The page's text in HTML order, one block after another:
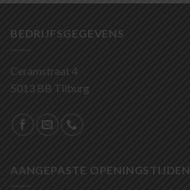
BEDRIJFSGEGEVENS
Ceramstraat 4
5013 BB Tilburg
AANGEPASTE OPENINGSTIJDEN